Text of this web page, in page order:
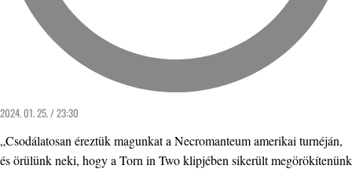
2024. 01. 25. / 23:30
„Csodálatosan éreztük magunkat a Necromanteum amerikai turnéján,
és örülünk neki, hogy a Torn in Two klipjében sikerült megörökítenünk